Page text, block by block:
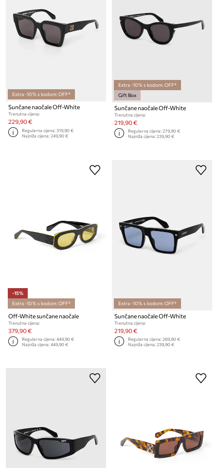
Extra -10% s kodom: OFF*
Sunčane naočale Off-White
Trenutna cijena:
229,90 €
Regularna cijena:319,90 €
Najniža cijena:249,90 €
Extra -10% s kodom: OFF*
Gift Box
Sunčane naočale Off-White
Trenutna cijena:
219,90 €
Regularna cijena:279,90 €
Najniža cijena:239,90 €
-15%
Extra -10% s kodom: OFF*
Off-White sunčane naočale
Trenutna cijena:
379,90 €
Regularna cijena:449,90 €
Najniža cijena:449,90 €
Extra -10% s kodom: OFF*
Sunčane naočale Off-White
Trenutna cijena:
219,90 €
Regularna cijena:269,90 €
Najniža cijena:239,90 €